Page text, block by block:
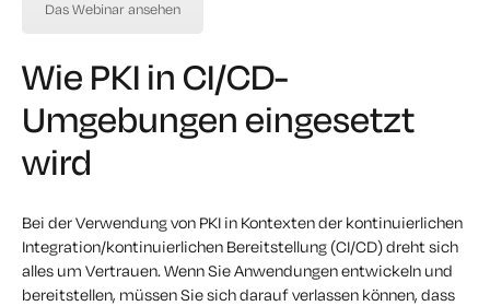
Das Webinar ansehen
Wie PKI in CI/CD-
Umgebungen eingesetzt
wird
Bei der Verwendung von PKI in Kontexten der kontinuierlichen
Integration/kontinuierlichen Bereitstellung (CI/CD) dreht sich
alles um Vertrauen. Wenn Sie Anwendungen entwickeln und
bereitstellen, müssen Sie sich darauf verlassen können, dass